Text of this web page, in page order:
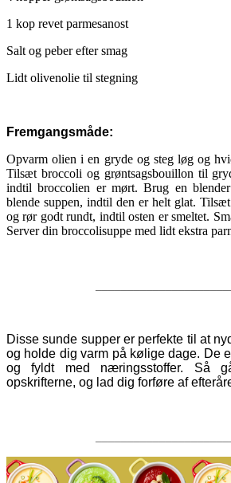
1 kop revet parmesanost
Salt og peber efter smag
Lidt olivenolie til stegning
Fremgangsmåde:
Opvarm olien i en gryde og steg løg og
Tilsæt broccoli og grøntsagsbouillon til
indtil broccolien er mørt. Brug en
blende suppen, indtil den er helt glat. Tilsæt
og rør godt rundt, indtil osten er smeltet.
Server din broccolisuppe med lidt ekstra
Disse sunde supper er perfekte til at
og holde dig varm på kølige dage. De
og fyldt med næringsstoffer. Så
opskrifterne, og lad dig forføre af